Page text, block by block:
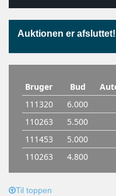
Auktionen er afsluttet!
Til toppen